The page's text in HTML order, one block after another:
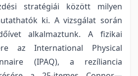
stratégiái között milyen
ki. A vizsgálat során
alkalmaztunk. A fizikai
az International Physical
(IPAQ), a rezíliancia